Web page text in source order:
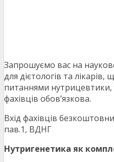
Запрошуємо вас на
для дієтологів та
питаннями нутрицевтики,
фахівців обов’язкова.
Вхід фахівців
пав.1, ВДНГ
Нутригенетика як